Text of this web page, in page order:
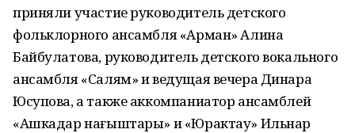
приняли участие руководитель детского
фольклорного ансамбля «Арман» Алина
Байбулатова, руководитель детского вокального
ансамбля «Салям» и ведущая вечера Динара
Юсупова, а также аккомпаниатор ансамблей
«Ашкадар нағыштары» и «Юрактау» Ильнар